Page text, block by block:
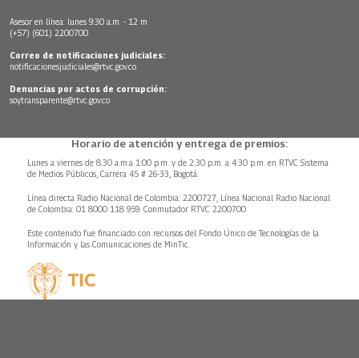
Asesor en línea: lunes 9:30 a.m. - 12 m
(+57) (601) 2200700
Correo de notificaciones judiciales:
notificacionesjudiciales@rtvc.gov.co
Denuncias por actos de corrupción:
soytransparente@rtvc.gov.co
Horario de atención y entrega de premios:
Lunes a viernes de 8:30 a.m.a 1:00 p.m. y de 2:30 p.m. a 4:30 p.m. en RTVC Sistema
de Medios Públicos, Carrera 45 # 26-33, Bogotá.
Línea directa Radio Nacional de Colombia: 2200727, Línea Nacional Radio Nacional
de Colombia: 01 8000 118 959. Conmutador RTVC 2200700
Este contenido fue financiado con recursos del Fondo Único de Tecnologías de la
Información y las Comunicaciones de MinTic.